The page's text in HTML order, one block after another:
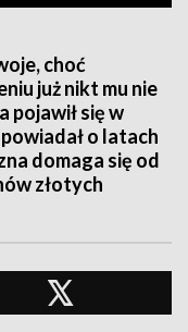
choć
już nikt mu nie
pojawił się w
o latach
domaga się od
złotych